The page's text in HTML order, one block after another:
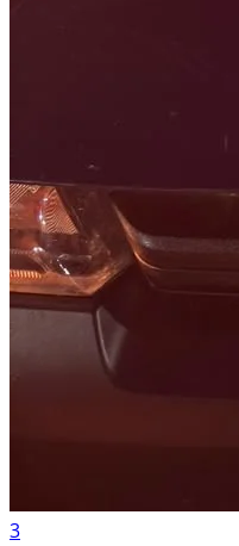
3